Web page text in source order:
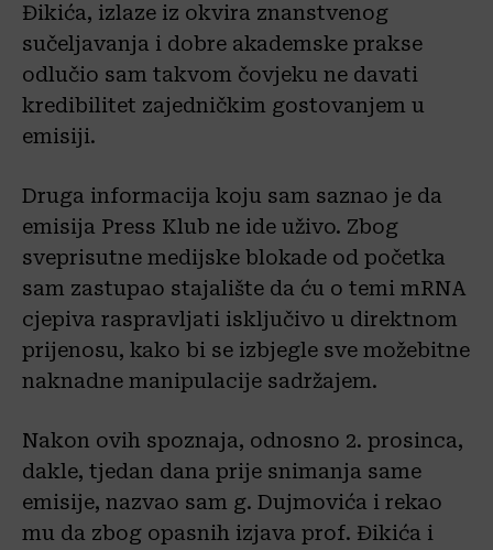
Đikića, izlaze iz okvira znanstvenog
sučeljavanja i dobre akademske prakse
odlučio sam takvom čovjeku ne davati
kredibilitet zajedničkim gostovanjem u
emisiji.
Druga informacija koju sam saznao je da
emisija Press Klub ne ide uživo. Zbog
sveprisutne medijske blokade od početka
sam zastupao stajalište da ću o temi mRNA
cjepiva raspravljati isključivo u direktnom
prijenosu, kako bi se izbjegle sve možebitne
naknadne manipulacije sadržajem.
Nakon ovih spoznaja, odnosno 2. prosinca,
dakle, tjedan dana prije snimanja same
emisije, nazvao sam g. Dujmovića i rekao
mu da zbog opasnih izjava prof. Đikića i